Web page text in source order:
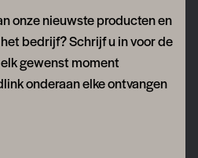
onze nieuwste producten en
bedrijf? Schrijf u in voor de
gewenst moment
onderaan elke ontvangen